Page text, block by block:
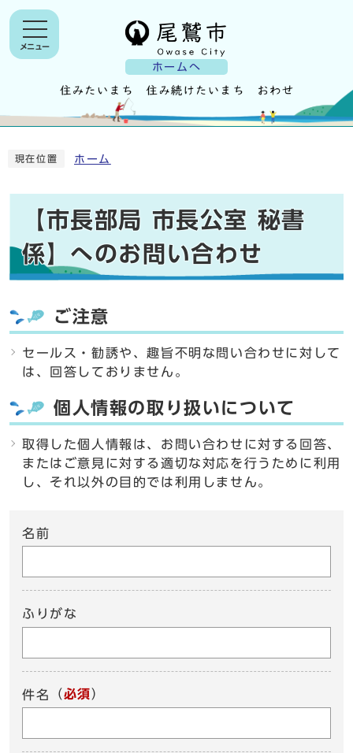
ホームへ
メニュー
現在位置 ホーム
【市長部局 市長公室 秘書
係】へのお問い合わせ
ご注意
セールス・勧誘や、趣旨不明な問い合わせに対して
は、回答しておりません。
個人情報の取り扱いについて
取得した個人情報は、お問い合わせに対する回答、
またはご意見に対する適切な対応を行うために利用
し、それ以外の目的では利用しません。
名前
ふりがな
件名 （必須）